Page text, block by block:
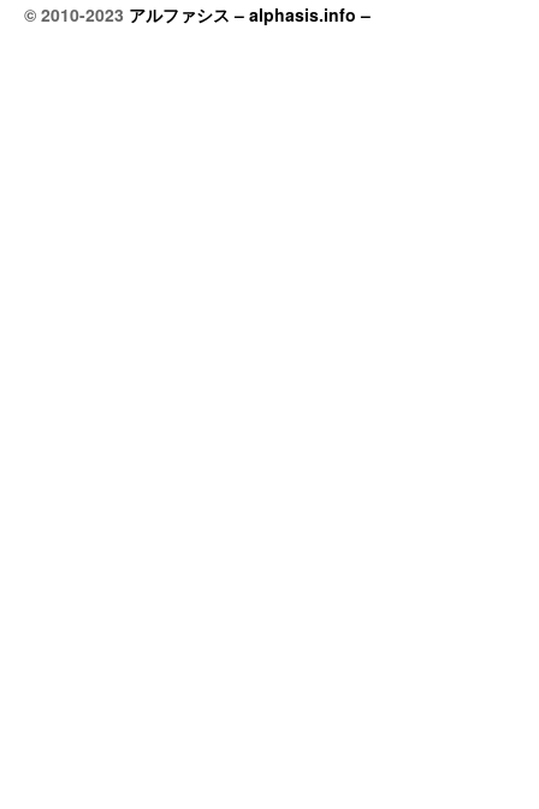
© 2010-2023 アルファシス – alphasis.info –